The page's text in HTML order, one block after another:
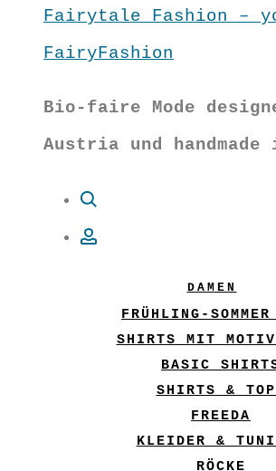
Fairytale Fashion –
FairyFashion
Bio-faire Mode
Austria und handmade
DAMEN
FRÜHLING-
SHIRTS MIT
BASIC
SHIRTS &
FREEDA
KLEIDER &
RÖCKE